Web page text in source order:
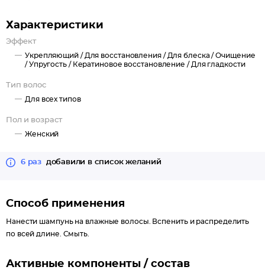
Характеристики
Эффект
Укрепляющий / Для восстановления / Для блеска /Очищение
/Упругость / Кератиновое восстановление / Для гладкости
Тип волос
Для всех типов
Пол и возраст
Женский
6 раз добавили в список желаний
Способ применения
Нанести шампунь на влажные волосы. Вспенить и распределить
по всей длине. Смыть.
Активные компоненты / состав